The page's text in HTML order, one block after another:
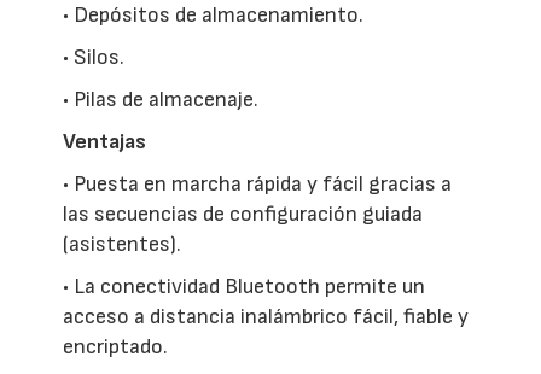
• Depósitos de almacenamiento.
• Silos.
• Pilas de almacenaje.
Ventajas
• Puesta en marcha rápida y fácil gracias a
las secuencias de configuración guiada
(asistentes).
• La conectividad Bluetooth permite un
acceso a distancia inalámbrico fácil, fiable y
encriptado.